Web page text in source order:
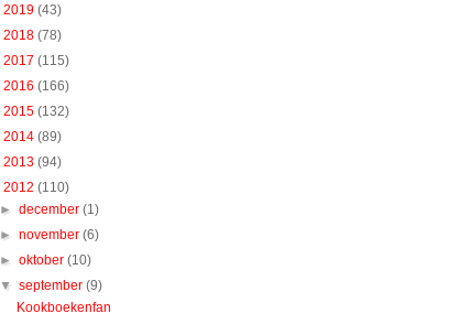
2019 (43)
2018 (78)
2017 (115)
2016 (166)
2015 (132)
2014 (89)
2013 (94)
2012 (110)
►december(1)
►november(6)
►oktober(10)
▼september(9)
Kookboekenfan